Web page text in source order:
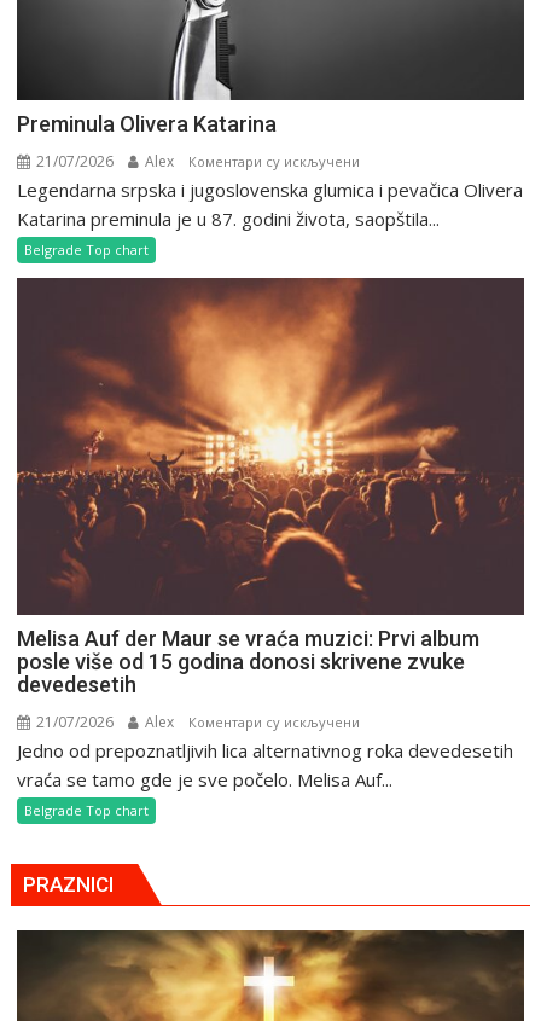
Preminula Olivera Katarina
21/07/2026 Alex Коментари су искључени
Preminula
Olivera
Legendarna srpska i jugoslovenska glumica i pevačica Olivera
Katarina preminula je u 87. godini života, saopštila...
Belgrade Top chart
Melisa Auf der Maur se vraća muzici: Prvi album
posle više od 15 godina donosi skrivene zvuke
devedesetih
21/07/2026 Alex Коментари су искључени
Melisa
Auf
muzici:
Prvi
više
Jedno od prepoznatljivih lica alternativnog roka devedesetih
vraća se tamo gde je sve počelo. Melisa Auf...
Belgrade Top chart
PRAZNICI